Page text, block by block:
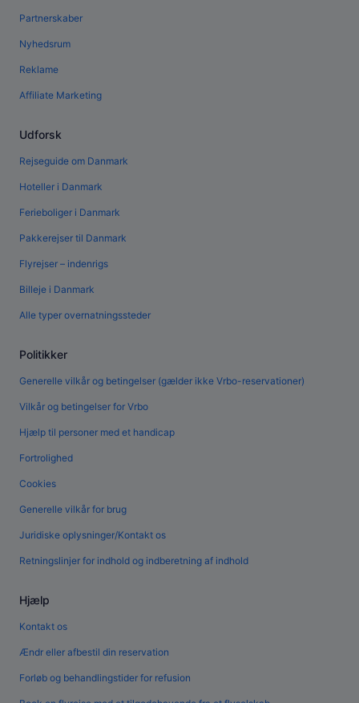
Partnerskaber
Nyhedsrum
Reklame
Affiliate Marketing
Udforsk
Rejseguide om Danmark
Hoteller i Danmark
Ferieboliger i Danmark
Pakkerejser til Danmark
Flyrejser – indenrigs
Billeje i Danmark
Alle typer overnatningssteder
Politikker
Generelle vilkår og betingelser (gælder ikke Vrbo-reservationer)
Vilkår og betingelser for Vrbo
Hjælp til personer med et handicap
Fortrolighed
Cookies
Generelle vilkår for brug
Juridiske oplysninger/Kontakt os
Retningslinjer for indhold og indberetning af indhold
Hjælp
Kontakt os
Ændr eller afbestil din reservation
Forløb og behandlingstider for refusion